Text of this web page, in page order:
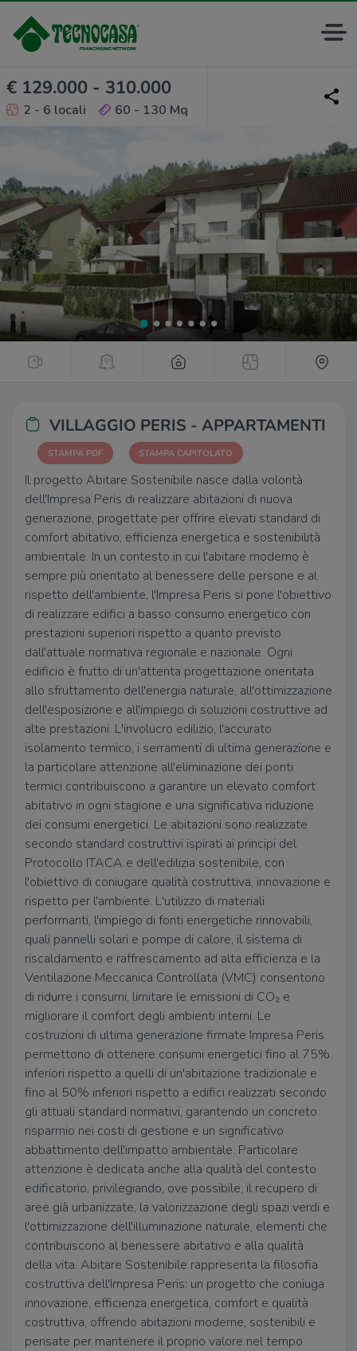
€ 129.000 - 310.000
2 - 6 locali 60 - 130 Mq
VILLAGGIO PERIS - APPARTAMENTI
STAMPA PDF STAMPA CAPITOLATO
Il progetto Abitare Sostenibile nasce dalla volontà
dell'Impresa Peris di realizzare abitazioni di nuova
generazione, progettate per offrire elevati standard di
comfort abitativo, efficienza energetica e sostenibilità
ambientale. In un contesto in cui l'abitare moderno è
sempre più orientato al benessere delle persone e al
rispetto dell'ambiente, l'Impresa Peris si pone l'obiettivo
di realizzare edifici a basso consumo energetico con
prestazioni superiori rispetto a quanto previsto
dall'attuale normativa regionale e nazionale. Ogni
edificio è frutto di un'attenta progettazione orientata
allo sfruttamento dell'energia naturale, all'ottimizzazione
dell'esposizione e all'impiego di soluzioni costruttive ad
alte prestazioni. L'involucro edilizio, l'accurato
isolamento termico, i serramenti di ultima generazione e
la particolare attenzione all'eliminazione dei ponti
termici contribuiscono a garantire un elevato comfort
abitativo in ogni stagione e una significativa riduzione
dei consumi energetici. Le abitazioni sono realizzate
secondo standard costruttivi ispirati ai principi del
Protocollo ITACA e dell'edilizia sostenibile, con
l'obiettivo di coniugare qualità costruttiva, innovazione e
rispetto per l'ambiente. L'utilizzo di materiali
performanti, l'impiego di fonti energetiche rinnovabili,
quali pannelli solari e pompe di calore, il sistema di
riscaldamento e raffrescamento ad alta efficienza e la
Ventilazione Meccanica Controllata (VMC) consentono
di ridurre i consumi, limitare le emissioni di CO₂ e
migliorare il comfort degli ambienti interni. Le
costruzioni di ultima generazione firmate Impresa Peris
permettono di ottenere consumi energetici fino al 75%
inferiori rispetto a quelli di un'abitazione tradizionale e
fino al 50% inferiori rispetto a edifici realizzati secondo
gli attuali standard normativi, garantendo un concreto
risparmio nei costi di gestione e un significativo
abbattimento dell'impatto ambientale. Particolare
attenzione è dedicata anche alla qualità del contesto
edificatorio, privilegiando, ove possibile, il recupero di
aree già urbanizzate, la valorizzazione degli spazi verdi e
l'ottimizzazione dell'illuminazione naturale, elementi che
contribuiscono al benessere abitativo e alla qualità
della vita. Abitare Sostenibile rappresenta la filosofia
costruttiva dell'Impresa Peris: un progetto che coniuga
innovazione, efficienza energetica, comfort e qualità
costruttiva, offrendo abitazioni moderne, sostenibili e
pensate per mantenere il proprio valore nel tempo